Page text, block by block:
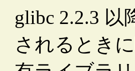
glibc 2.2.3
されるとき